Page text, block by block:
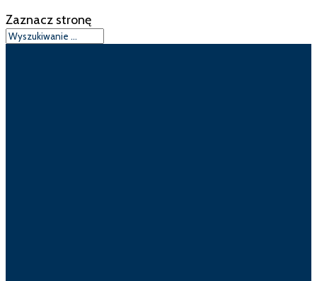
Zaznacz stronę